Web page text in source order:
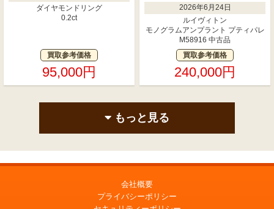
ダイヤモンドリング
0.2ct
買取参考価格
95,000円
2026年6月24日
ルイヴィトン
モノグラムアンプラント プティパレ
M58916 中古品
買取参考価格
240,000円
もっと見る
会社概要
プライバシーポリシー